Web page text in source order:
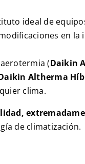
ideal de
en
(Daikin
Altherma
clima.
de climatización.